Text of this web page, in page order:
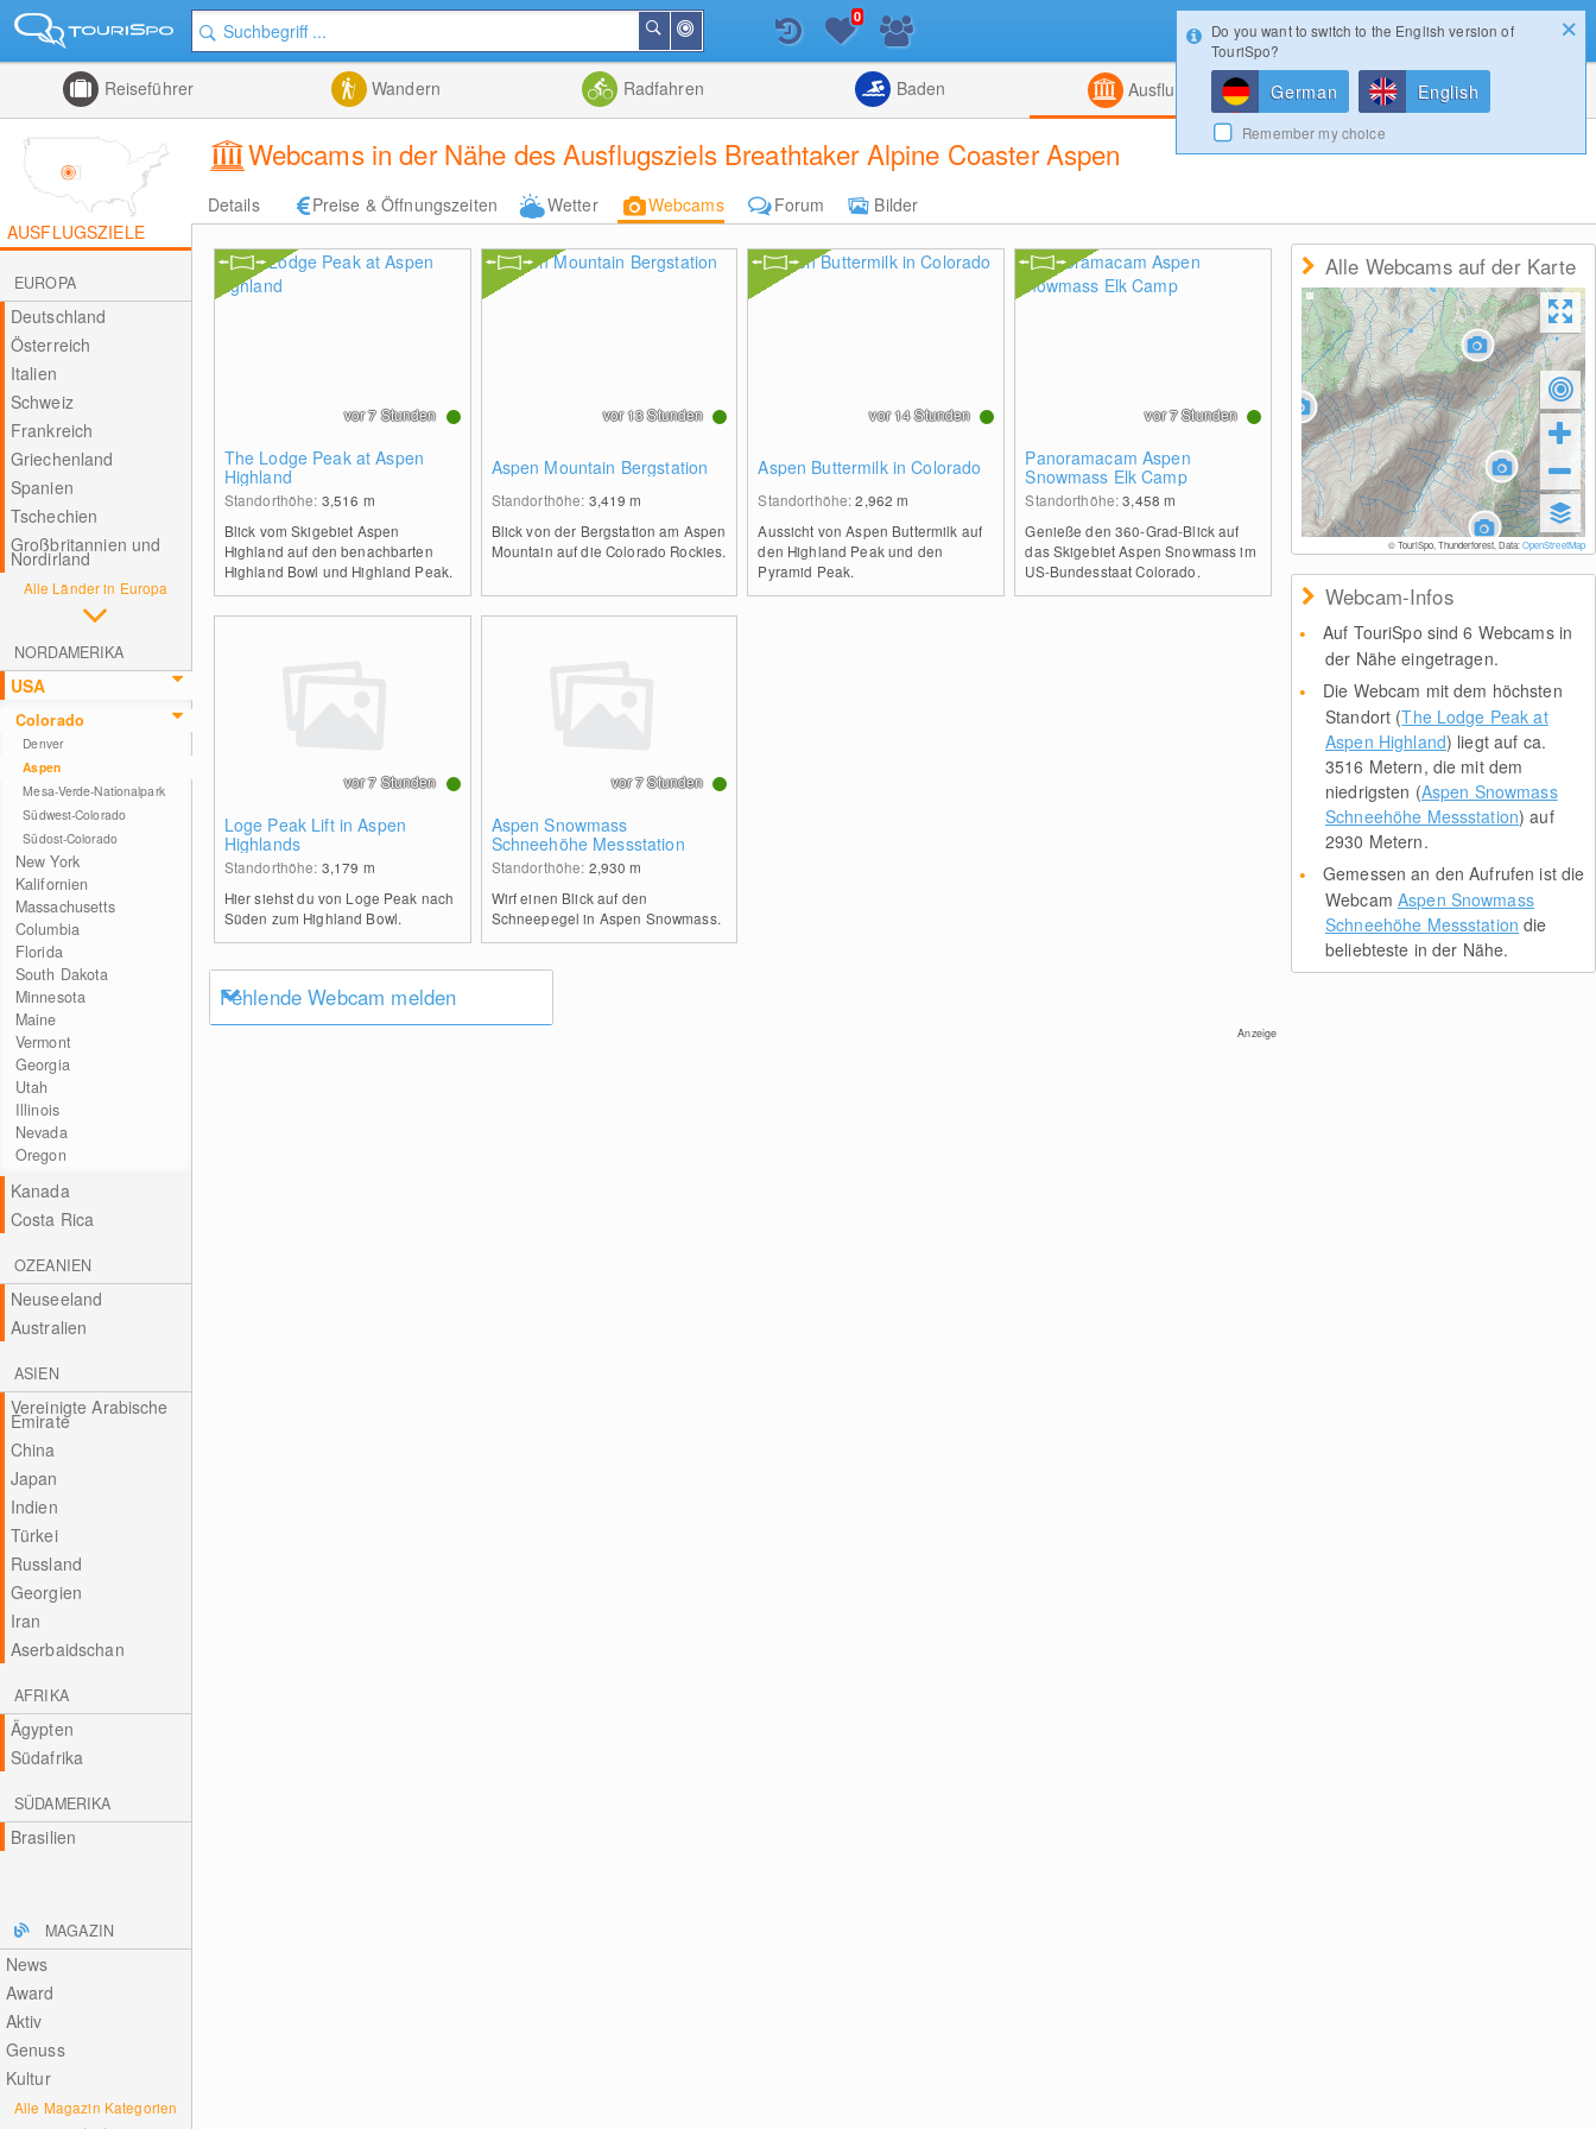
der
Nähe
Suchen
Listenansicht
Kombiniert
0
Reiseführer Wandern Radfahren Baden Ausflugsziele Magazin
Webcams in der Nähe des Ausflugsziels Breathtaker Alpine Coaster Aspen
Details Preise & Öffnungszeiten Wetter Webcams Forum
Bilder
AUSFLUGSZIELE
EUROPA
Deutschland
Österreich
Italien
Schweiz
Frankreich
Griechenland
Spanien
Tschechien
Großbritannien und
Nordirland
Alle Länder in Europa
NORDAMERIKA
USA
Colorado
Denver
Aspen
Mesa-Verde-Nationalpark
Südwest-Colorado
Südost-Colorado
New York
Kalifornien
Massachusetts
Columbia
Florida
South Dakota
Minnesota
Maine
Vermont
Georgia
Utah
Illinois
Nevada
Oregon
Kanada
Costa Rica
OZEANIEN
Neuseeland
Australien
ASIEN
Vereinigte Arabische
Emirate
China
Japan
Indien
Türkei
Russland
Georgien
Iran
Aserbaidschan
AFRIKA
Ägypten
Südafrika
SÜDAMERIKA
Brasilien
MAGAZIN
News
Award
Aktiv
Genuss
Kultur
Alle Magazin Kategorien
The Lodge Peak at Aspen
Highland
Standorthöhe: 3,516 m
Blick vom Skigebiet Aspen
Highland auf den benachbarten
Highland Bowl und Highland Peak.
vor 7 Stunden
Aspen Mountain Bergstation
Standorthöhe: 3,419m
Blick von der Bergstation am Aspen
Mountain auf die Colorado Rockies.
vor 13 Stunden
Aspen Buttermilk in Colorado
Standorthöhe:2,962m
Aussicht von Aspen Buttermilk auf
den Highland Peak und den
Pyramid Peak.
vor 14 Stunden
Panoramacam Aspen
Snowmass Elk Camp
Standorthöhe:3,458m
Genieße den 360-Grad-Blick auf
das Skigebiet Aspen Snowmass im
US-Bundesstaat Colorado.
vor 7 Stunden
Loge Peak Lift in Aspen
Highlands
Standorthöhe: 3,179 m
Hier siehst du von Loge Peak nach
Süden zum Highland Bowl.
vor 7 Stunden
Aspen Snowmass
Schneehöhe Messstation
Standorthöhe: 2,930m
Wirf einen Blick auf den
Schneepegel in Aspen Snowmass.
vor 7 Stunden
Fehlende Webcam melden
Anzeige
Alle Webcams auf der Karte
© TouriSpo, Thunderforest, Data:OpenStreetMap
Webcam-Infos
Auf TouriSpo sind 6 Webcams in
der Nähe eingetragen.
Die Webcam mit dem höchsten
Standort (The Lodge Peak at
Aspen Highland) liegt auf ca.
3516 Metern, die mit dem
niedrigsten (Aspen Snowmass
Schneehöhe Messstation) auf
2930 Metern.
Gemessen an den Aufrufen ist die
Webcam Aspen Snowmass
Schneehöhe Messstation die
beliebteste in der Nähe.
Login
Do you want to switch to the English version of
TouriSpo?
German English
Remember my choice
Konfigurator Gewinnspiele